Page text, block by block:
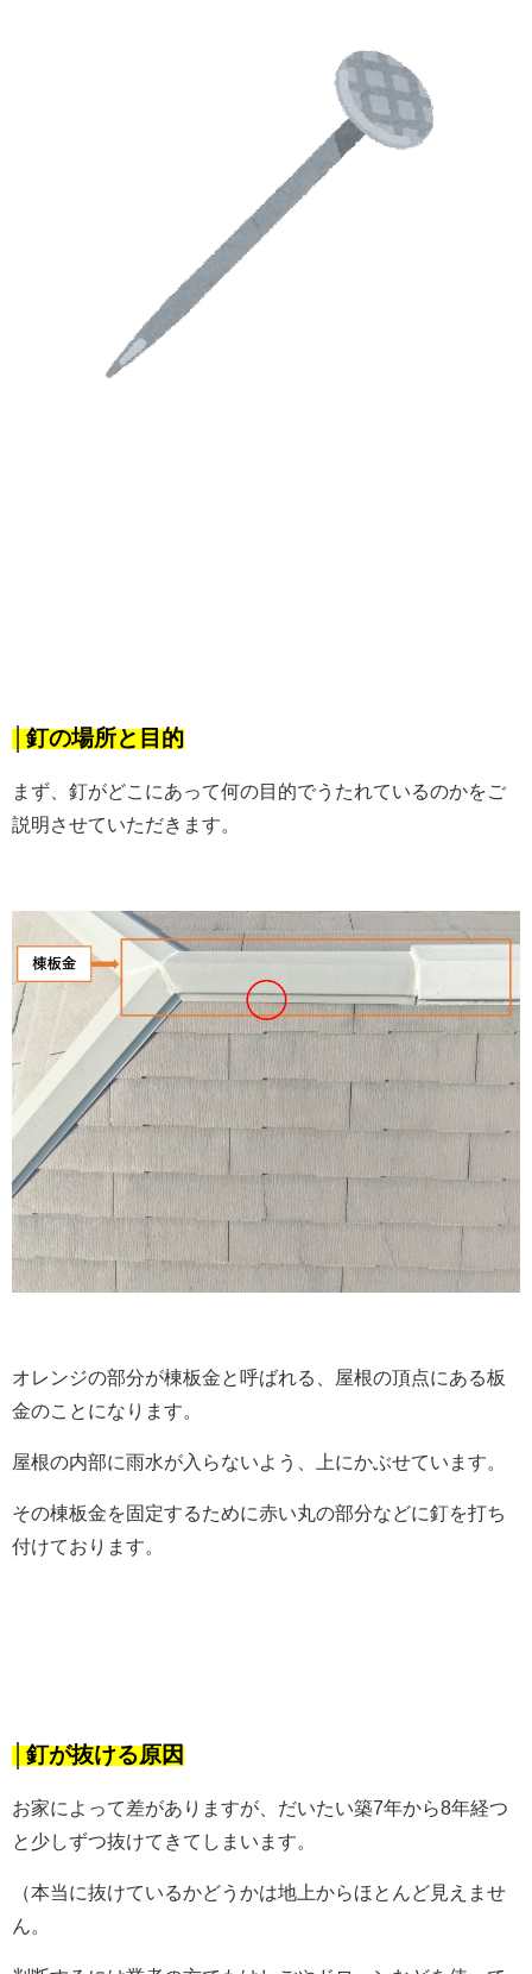
│釘の場所と目的
まず、釘がどこにあって何の目的でうたれているのかをご
説明させていただきます。
オレンジの部分が棟板金と呼ばれる、屋根の頂点にある板
金のことになります。
屋根の内部に雨水が入らないよう、上にかぶせています。
その棟板金を固定するために赤い丸の部分などに釘を打ち
付けております。
│釘が抜ける原因
お家によって差がありますが、だいたい築7年から8年経つ
と少しずつ抜けてきてしまいます。
（本当に抜けているかどうかは地上からほとんど見えませ
ん。